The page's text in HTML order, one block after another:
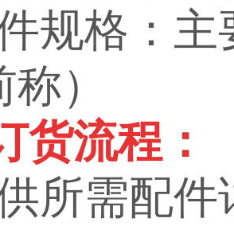
规格：
）
货流程：
所需配